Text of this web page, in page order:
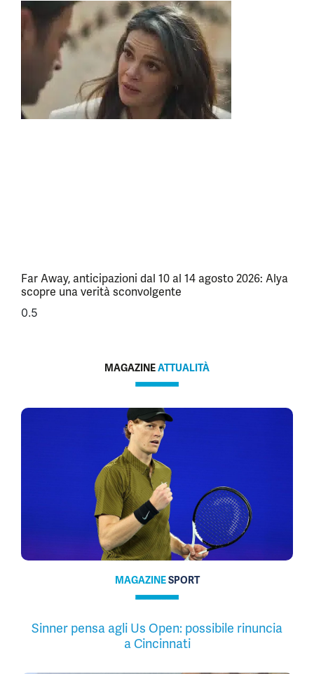
Far Away, anticipazioni dal 10 al 14 agosto 2026: Alya
scopre una verità sconvolgente
MAGAZINEATTUALITÀ
MAGAZINESPORT
Sinner pensa agli Us Open: possibile rinuncia
a Cincinnati